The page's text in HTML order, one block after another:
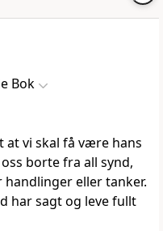
Bok
at vi skal få være hans
borte fra all synd,
eller tanker.
har sagt og leve fullt